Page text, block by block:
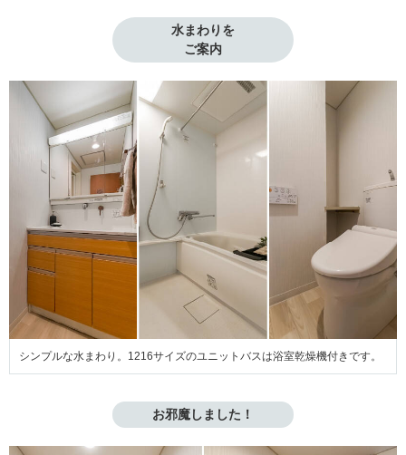
水まわりを
ご案内
シンプルな水まわり。1216サイズのユニットバスは浴室乾燥機付きです。
お邪魔しました！